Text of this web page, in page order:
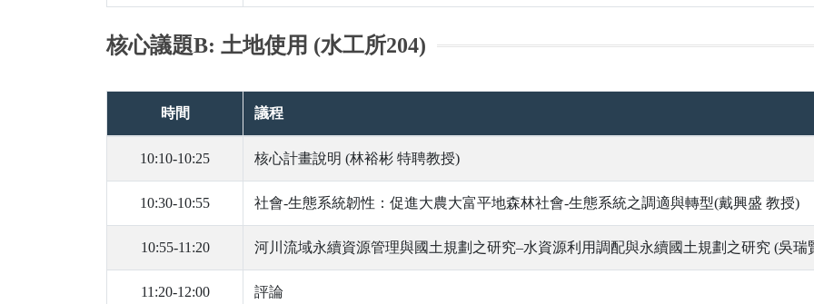
核心議題B: 土地使用 (水工所204)
時間 議程
10:10-10:25 核心計畫說明 (林裕彬 特聘教授)
10:30-10:55 社會-生態系統韌性：促進大農大富平地森林社會-生態系統之調適與轉型(戴興盛 教授)
10:55-11:20 河川流域永續資源管理與國土規劃之研究–水資源利用調配與永續國土規劃之研究 (吳瑞
11:20-12:00
評論